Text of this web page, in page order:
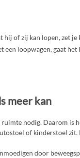
of zij kan lopen, zet
loopwagen, gaat het
meer kan
nodig. Daarom is
of kinderstoel
door